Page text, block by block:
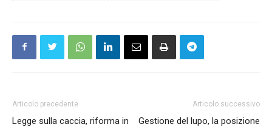
Articolo precedente
Legge sulla caccia, riforma in
Articolo successivo
Gestione del lupo, la posizione